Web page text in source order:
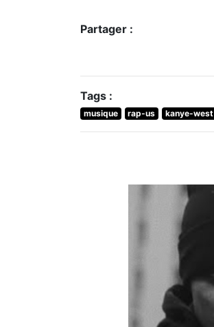
Partager :
Tags :
musique rap-us kanye-west